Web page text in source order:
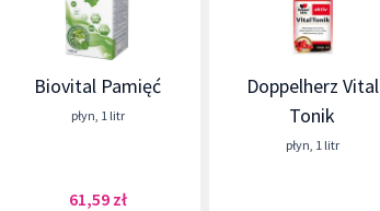
Biovital Pamięć
płyn 1 litr
61,59 zł
Doppelherz Vital
Tonik
płyn 1 litr